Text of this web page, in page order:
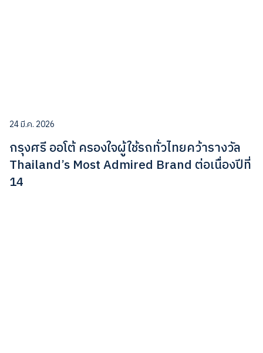
24 มี.ค. 2026
กรุงศรี ออโต้ ครองใจผู้ใช้รถทั่วไทยคว้ารางวัล
Thailand’s Most Admired Brand ต่อเนื่องปีที่
14